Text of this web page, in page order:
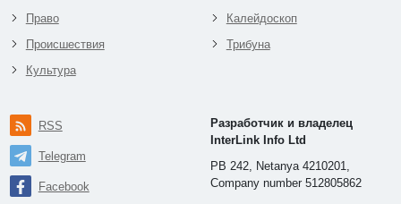
Право
Происшествия
Культура
Калейдоскоп
Трибуна
RSS
Telegram
Facebook
Разработчик и владелец
InterLink Info Ltd
PB 242, Netanya 4210201,
Company number 512805862